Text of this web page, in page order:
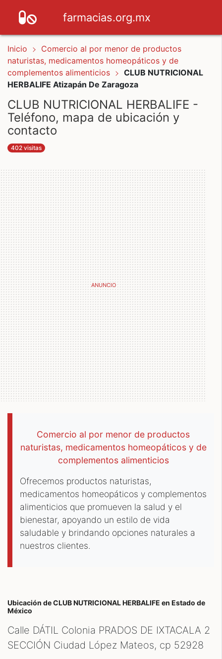
farmacias.org.mx
Inicio
Comercio al por menor de productos
naturistas, medicamentos homeopáticos y de
complementos alimenticios
CLUB NUTRICIONAL
HERBALIFE Atizapán De Zaragoza
CLUB NUTRICIONAL HERBALIFE -
Teléfono, mapa de ubicación y
contacto
402 visitas
Comercio al por menor de productos
naturistas, medicamentos homeopáticos y de
complementos alimenticios
Ofrecemos productos naturistas,
medicamentos homeopáticos y complementos
alimenticios que promueven la salud y el
bienestar, apoyando un estilo de vida
saludable y brindando opciones naturales a
nuestros clientes.
Ubicación de CLUB NUTRICIONAL HERBALIFE en Estado de
México
Calle DÁTIL Colonia PRADOS DE IXTACALA 2
SECCIÓN Ciudad López Mateos, cp 52928